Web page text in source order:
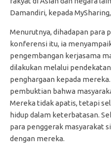
Damandiri, kepada
Menurutnya, dihadapan para
konferensi itu, ia
pengembangan kerjasama
dilakukan melalui
penghargaan kepada
pembuktian bahwa
Mereka tidak apatis, tetapi
hidup dalam keterbatasan.
para penggerak masyarakat
dengan mereka.